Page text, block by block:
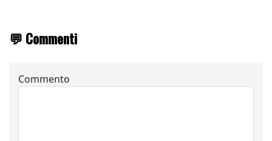
💬 Commenti